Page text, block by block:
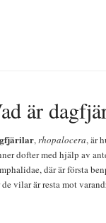
är
,rhopalocera, är
dofter med hjälp av
där är första
de vilar är resta mot